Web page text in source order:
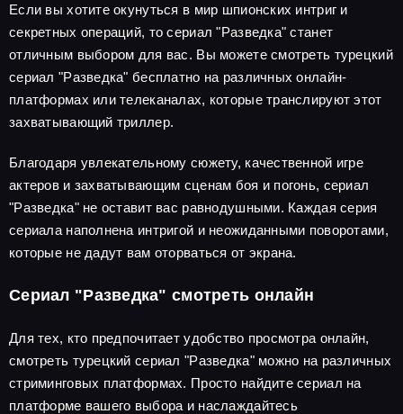
Если вы хотите окунуться в мир шпионских интриг и
секретных операций, то сериал "Разведка" станет
отличным выбором для вас. Вы можете смотреть турецкий
сериал "Разведка" бесплатно на различных онлайн-
платформах или телеканалах, которые транслируют этот
захватывающий триллер.
Благодаря увлекательному сюжету, качественной игре
актеров и захватывающим сценам боя и погонь, сериал
"Разведка" не оставит вас равнодушными. Каждая серия
сериала наполнена интригой и неожиданными поворотами,
которые не дадут вам оторваться от экрана.
Сериал "Разведка" смотреть онлайн
Для тех, кто предпочитает удобство просмотра онлайн,
смотреть турецкий сериал "Разведка" можно на различных
стриминговых платформах. Просто найдите сериал на
платформе вашего выбора и наслаждайтесь